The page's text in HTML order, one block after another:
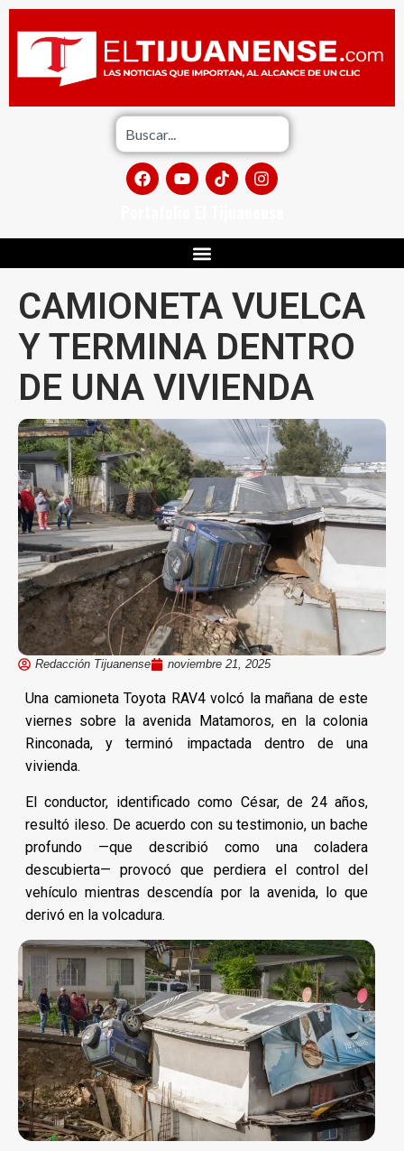
CAMIONETA VUELCA
Y TERMINA DENTRO
DE UNA VIVIENDA
Redacción Tijuanense noviembre 21, 2025
Una camioneta Toyota RAV4 volcó la mañana de este
viernes sobre la avenida Matamoros, en la colonia
Rinconada, y terminó impactada dentro de una
vivienda.
El conductor, identificado como César, de 24 años,
resultó ileso. De acuerdo con su testimonio, un bache
profundo —que describió como una coladera
descubierta— provocó que perdiera el control del
vehículo mientras descendía por la avenida, lo que
derivó en la volcadura.